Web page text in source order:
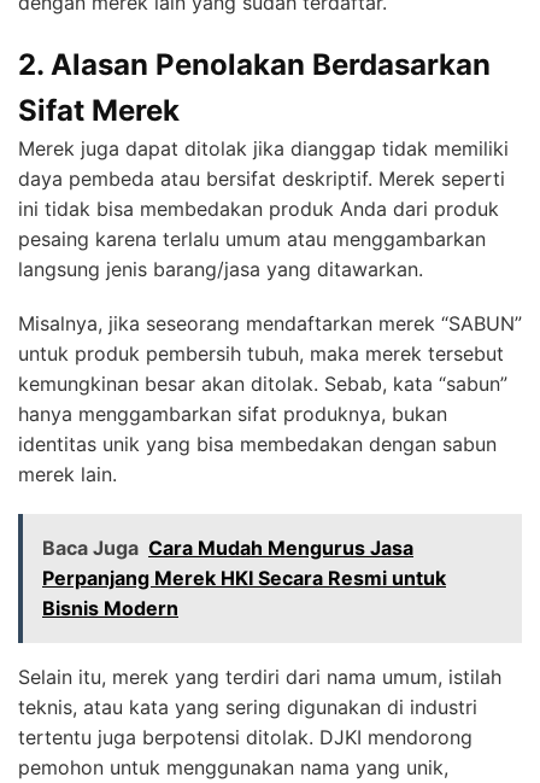
2. Alasan Penolakan Berdasarkan
Sifat Merek
Merek juga dapat ditolak jika dianggap tidak memiliki
daya pembeda atau bersifat deskriptif. Merek seperti
ini tidak bisa membedakan produk Anda dari produk
pesaing karena terlalu umum atau menggambarkan
langsung jenis barang/jasa yang ditawarkan.
Misalnya, jika seseorang mendaftarkan merek “SABUN”
untuk produk pembersih tubuh, maka merek tersebut
kemungkinan besar akan ditolak. Sebab, kata “sabun”
hanya menggambarkan sifat produknya, bukan
identitas unik yang bisa membedakan dengan sabun
merek lain.
Baca Juga Cara Mudah Mengurus Jasa
Perpanjang Merek HKI Secara Resmi untuk
Bisnis Modern
Selain itu, merek yang terdiri dari nama umum, istilah
teknis, atau kata yang sering digunakan di industri
tertentu juga berpotensi ditolak. DJKI mendorong
pemohon untuk menggunakan nama yang unik,